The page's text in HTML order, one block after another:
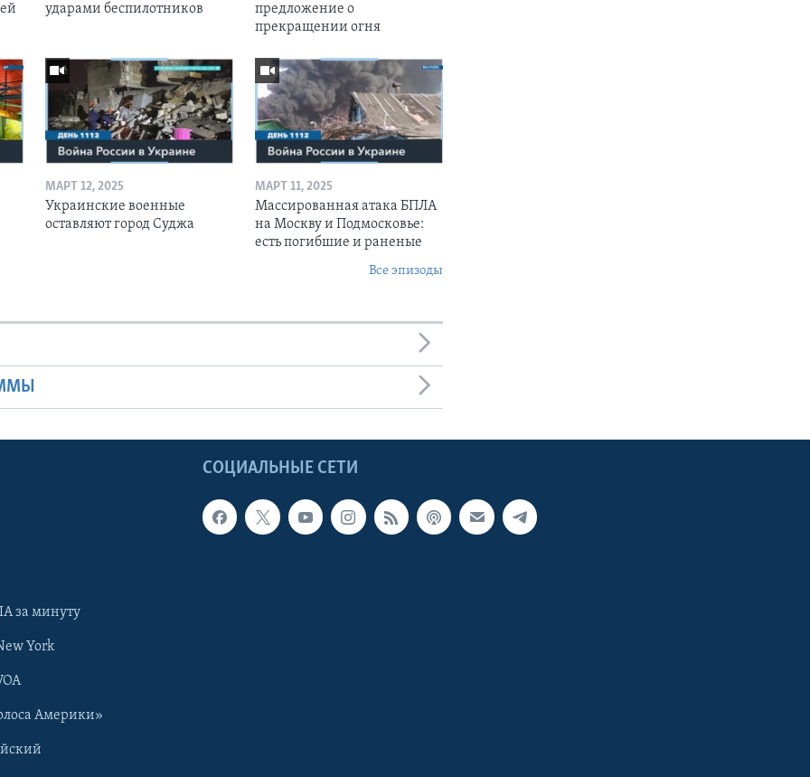
ударами беспилотников
предложение о
прекращении огня
МАРТ 12, 2025
Украинские военные
оставляют город Суджа
МАРТ 11, 2025
Массированная атака БПЛА
на Москву и Подмосковье:
есть погибшие и раненые
Все эпизоды
СОЦИАЛЬНЫЕ СЕТИ
за минуту
York
Америки»